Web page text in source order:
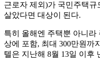
근로자 제외)가 국민주택규
살았다면 대상이 된다.
특히 올해엔 주택뿐 아니라
상에 포함, 최대 300만원까
텔은 지난해 8월 13일 이후